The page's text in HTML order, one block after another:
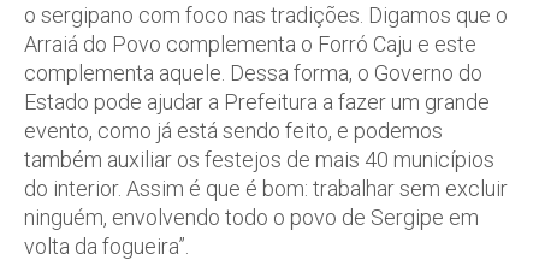
o sergipano com foco nas tradições. Digamos que o
Arraiá do Povo complementa o Forró Caju e este
complementa aquele. Dessa forma, o Governo do
Estado pode ajudar a Prefeitura a fazer um grande
evento, como já está sendo feito, e podemos
também auxiliar os festejos de mais 40 municípios
do interior. Assim é que é bom: trabalhar sem excluir
ninguém, envolvendo todo o povo de Sergipe em
volta da fogueira”.